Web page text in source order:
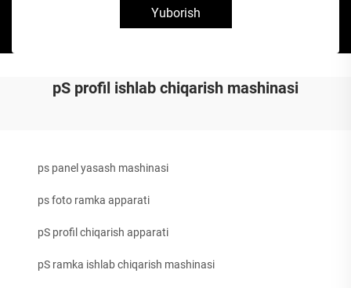
Yuborish
pS profil ishlab chiqarish mashinasi
ps panel yasash mashinasi
ps foto ramka apparati
pS profil chiqarish apparati
pS ramka ishlab chiqarish mashinasi